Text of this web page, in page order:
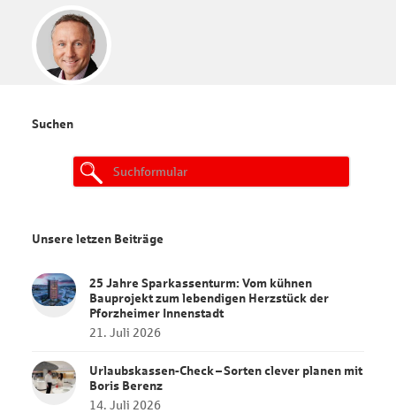
Suchen
Search
Unsere letzen Beiträge
25 Jahre Sparkassenturm: Vom kühnen
Bauprojekt zum lebendigen Herzstück der
Pforzheimer Innenstadt
21. Juli 2026
Urlaubskassen‑Check – Sorten clever planen mit
Boris Berenz
14. Juli 2026